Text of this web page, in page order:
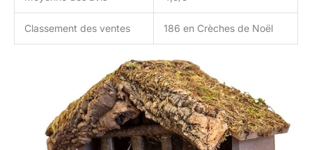
Classement des ventes 186 en Crèches de Noël